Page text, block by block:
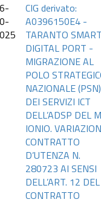
CIG derivato:
A0396150E4 -
TARANTO
DIGITAL PORT -
MIGRAZIONE AL
POLO
NAZIONALE (PSN)
DEI SERVIZI ICT
DELL’ADSP DEL
IONIO.
CONTRATTO
D’UTENZA N.
280723 AI SENSI
DELL’ART. 12 DEL
CONTRATTO